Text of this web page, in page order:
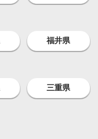
福井県
三重県